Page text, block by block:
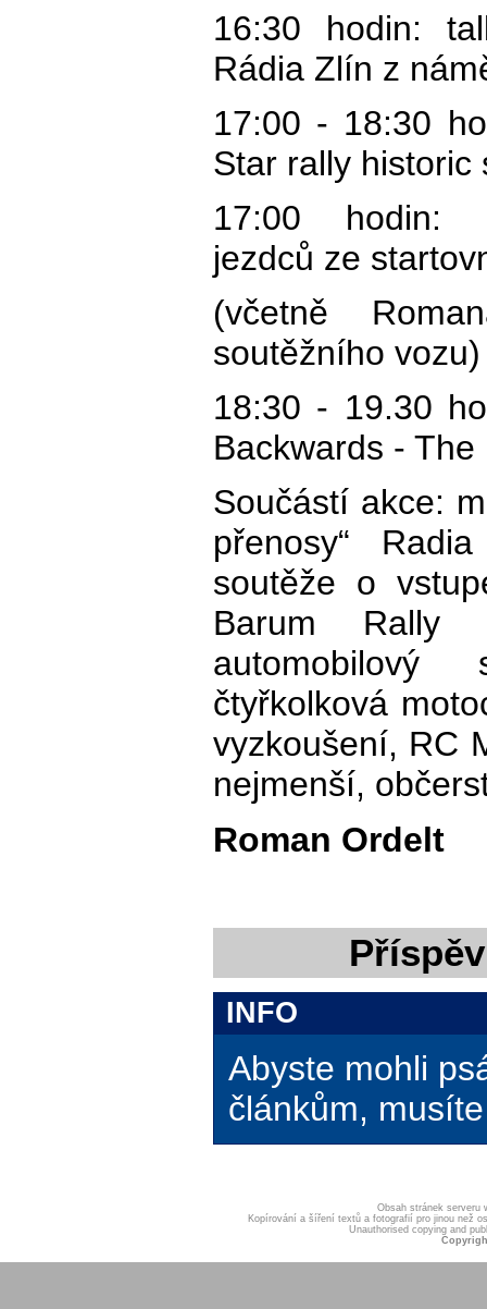
16:30 hodin:
Rádia Zlín z
17:00 - 18:30
Star rally historic
17:00 hodin:
jezdců ze
(včetně
soutěžního vozu)
18:30 - 19.30
Backwards -
Součástí akce:
přenosy“
soutěže o
Barum Rally
čtyřkolková
vyzkoušení, RC
nejmenší,
Roman Ordelt
INFO
Abyste mohli
článkům,
Obsah stránek serveru
Kopírování a šíření textů a fotografií pro jinou než
Unauthorised copying and